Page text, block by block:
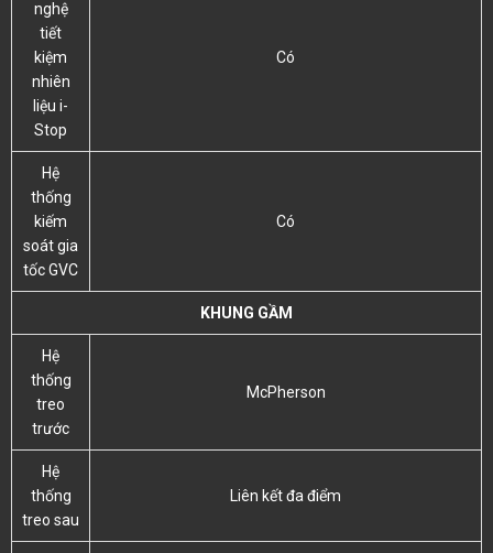
nghệ
tiết
kiệm
nhiên
liệu i-
Stop
Có
Hệ
thống
kiếm
soát gia
tốc GVC
Có
KHUNG GẦM
Hệ
thống
treo
trước
McPherson
Hệ
thống
treo sau
Liên kết đa điểm